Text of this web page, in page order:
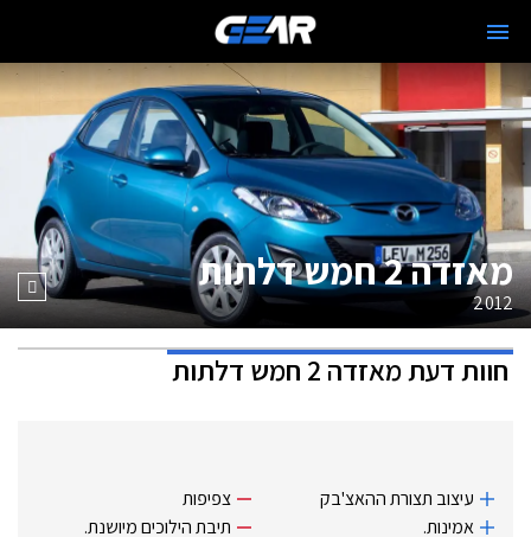
מאזדה 2 חמש דלתות
2012
חוות דעתמאזדה 2 חמש דלתות
עיצוב תצורת ההאצ'בק
אמינות.
צפיפות
תיבת הילוכים מיושנת.